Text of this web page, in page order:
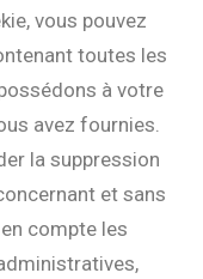
vous pouvez
toutes les
à votre
avez fournies.
la suppression
et sans
compte les